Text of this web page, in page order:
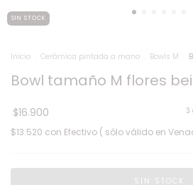
SIN STOCK
Inicio Cerámica pintada a mano Bowls M
Bowl tamaño M flores
$16.900 3
$13.520 con Efectivo ( sólo válido en